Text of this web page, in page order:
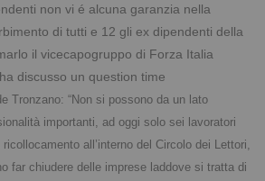
non vi é alcuna garanzia nella
di tutti e 12 gli ex dipendenti della
il vicecapogruppo di Forza Italia
discusso un question time
Tronzano: “Non si possono da un lato
importanti, ad oggi solo sei lavoratori
all’interno del Circolo dei Lettori,
far chiudere delle imprese laddove si tratta di